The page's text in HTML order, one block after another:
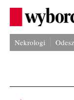
Nekrologi